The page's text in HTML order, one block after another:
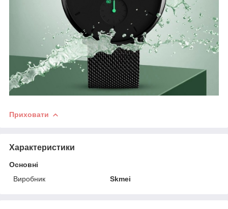
Приховати
Характеристики
Основні
Виробник
Skmei